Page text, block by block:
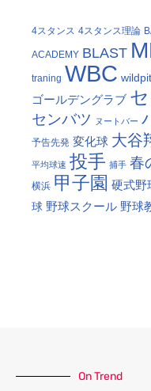
4スタンス 4スタンス理論
ACADEMY BLAST
traning WBC
ゴールデングラブ
センバツ ヌートバー
予告先発 変化球 大谷
平均球速 投手 捕手 春
横浜 甲子園 硬式野
球 野球スクール 野球
On Trend